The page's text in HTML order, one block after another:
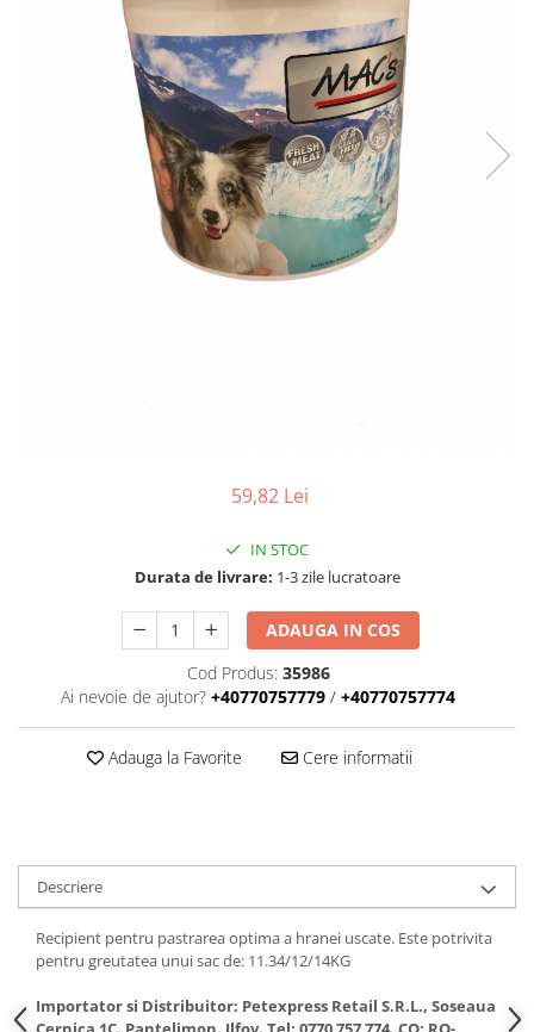
59,82 Lei
IN STOC
Durata de livrare: 1-3 zile lucratoare
ADAUGA IN COS
Cod Produs: 35986
Ai nevoie de ajutor? +40770757779 / +40770757774
Adauga la Favorite Cere informatii
Descriere
Recipient pentru pastrarea optima a hranei uscate. Este potrivita
pentru greutatea unui sac de: 11.34/12/14KG
Importator si Distribuitor: Petexpress Retail S.R.L., Soseaua